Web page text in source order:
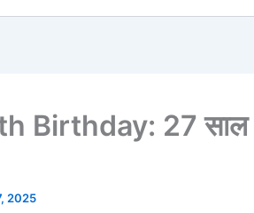
Birthday: 27 साल
2025